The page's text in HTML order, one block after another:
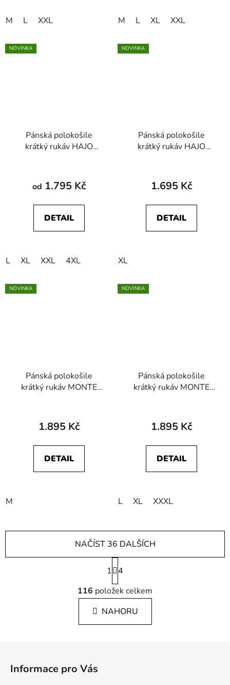
M L XXL M L XL XXL
NOVINKA
Pánská polokošile
krátký rukáv HAJO
od 1.795 Kč
DETAIL
L XL XXL 4XL
NOVINKA
Pánská polokošile
krátký rukáv HAJO
1.695 Kč
DETAIL
XL
NOVINKA
Pánská polokošile
krátký rukáv MONTE
1.895 Kč
DETAIL
M
NOVINKA
Pánská polokošile
krátký rukáv MONTE
1.895 Kč
DETAIL
L XL XXXL
O
v
l
á
d
NAČÍST 36 DALŠÍCH
S
t
r
á
n
k
1 4
116 položek celkem
NAHORU
Informace pro Vás